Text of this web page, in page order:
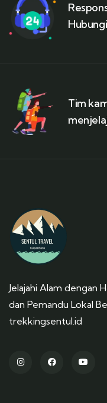
Tim
Jelajahi Alam dengan
dan Pemandu Lokal
trekkingsentul.id